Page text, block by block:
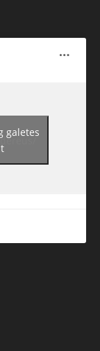
galetes